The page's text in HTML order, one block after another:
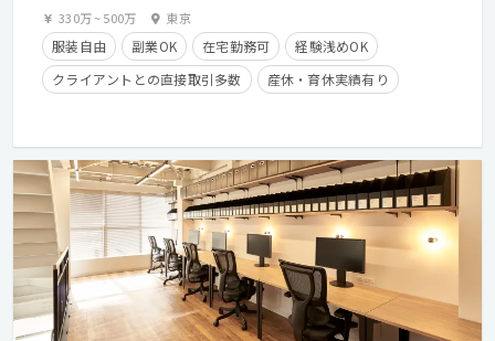
330万~500万 東京
服装自由 副業OK 在宅勤務可
経験浅めOK
クライアントとの直接取引多数
産休・育休実績有り